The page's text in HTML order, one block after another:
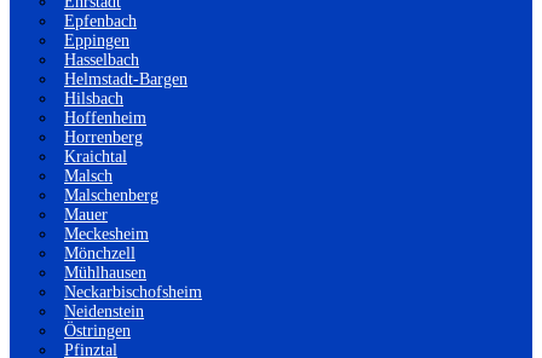
Epfenbach
Eppingen
Hasselbach
Helmstadt-Bargen
Hilsbach
Hoffenheim
Horrenberg
Kraichtal
Malsch
Malschenberg
Mauer
Meckesheim
Mönchzell
Mühlhausen
Neckarbischofsheim
Neidenstein
Östringen
Pfinztal